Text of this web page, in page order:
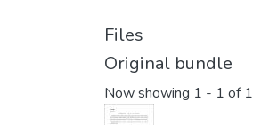
Files
Original bundle
Now showing 1 - 1 of 1